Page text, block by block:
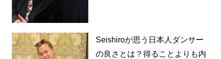
Seishiroが思う日本人ダンサー
の良さとは？得ることよりも内